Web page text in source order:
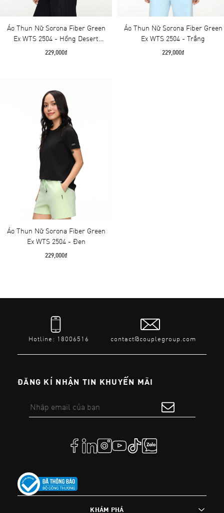
Áo Thun Nữ Sorona Fiber Green
Ex WTS 2504 - Hồng Desert
Rose
229,000₫
Áo Thun Nữ Sorona Fiber Green
Ex WTS 2504 - Trắng
229,000₫
Áo Thun Nữ Sorona Fiber Green
Ex WTS 2504 - Đen
229,000₫
Hotline: 18006516 contact@couplegroup.com
ĐĂNG KÍ NHẬN TIN KHUYẾN MÃI
KHÁM PHÁ